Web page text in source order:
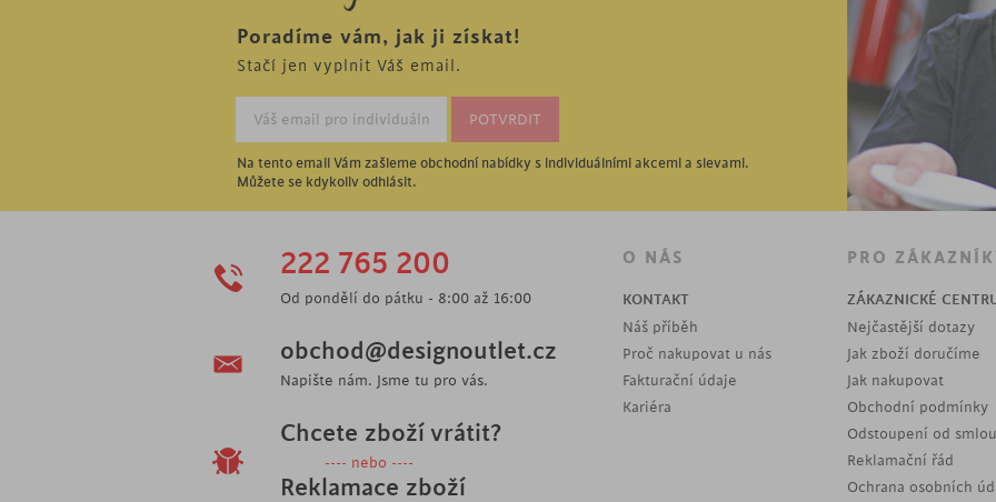
Poradíme vám, jak ji získat!
Stačí jen vyplnit Váš email.
Na tento email Vám zašleme obchodní nabídky s individuálními akcemi a slevami.
Můžete se kdykoliv odhlásit.
222 765 200
Od pondělí do pátku - 8:00 až 16:00
obchod@designoutlet.cz
Napište nám. Jsme tu pro vás.
Chcete zboží vrátit?
---- nebo ----
Reklamace zboží
O NÁS
KONTAKT
Náš příběh
Proč nakupovat u nás
Fakturační údaje
Kariéra
PRO
ZÁKAZNICKÉ
Nejčastější dotazy
Jak zboží doručíme
Jak nakupovat
Obchodní podmínky
Odstoupení od
Reklamační řád
Ochrana osobních